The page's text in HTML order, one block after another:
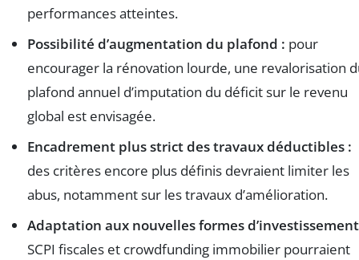
performances atteintes.
Possibilité d’augmentation du plafond : pour
encourager la rénovation lourde, une revalorisation
plafond annuel d’imputation du déficit sur le revenu
global est envisagée.
Encadrement plus strict des travaux déductibles :
des critères encore plus définis devraient limiter les
abus, notamment sur les travaux d’amélioration.
Adaptation aux nouvelles formes
SCPI fiscales et crowdfunding immobilier pourraient